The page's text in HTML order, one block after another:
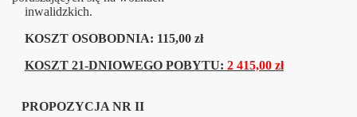
inwalidzkich.
KOSZT OSOBODNIA: 115,00 zł
KOSZT 21-DNIOWEGO POBYTU: 2 415,00 zł
PROPOZYCJA NR II